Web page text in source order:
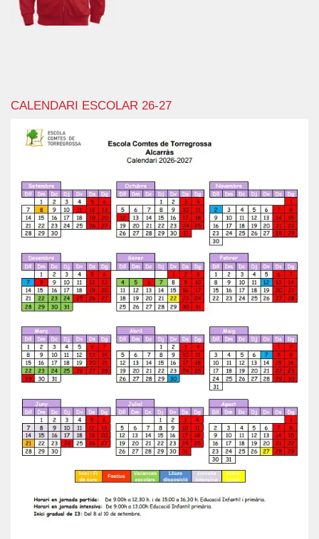
CALENDARI ESCOLAR 26-27